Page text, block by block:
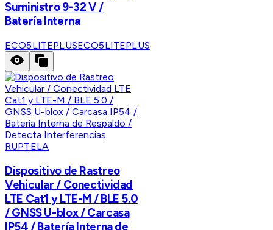
Suministro 9-32 V /
Batería Interna
ECO5LITEPLUSECO5LITEPLUS
RUPTELA
Dispositivo de Rastreo
Vehicular / Conectividad
LTE Cat1 y LTE-M / BLE 5.0
/ GNSS U-blox / Carcasa
IP54 / Batería Interna de